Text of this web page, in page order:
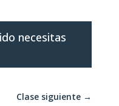
necesitas
Clase siguiente →